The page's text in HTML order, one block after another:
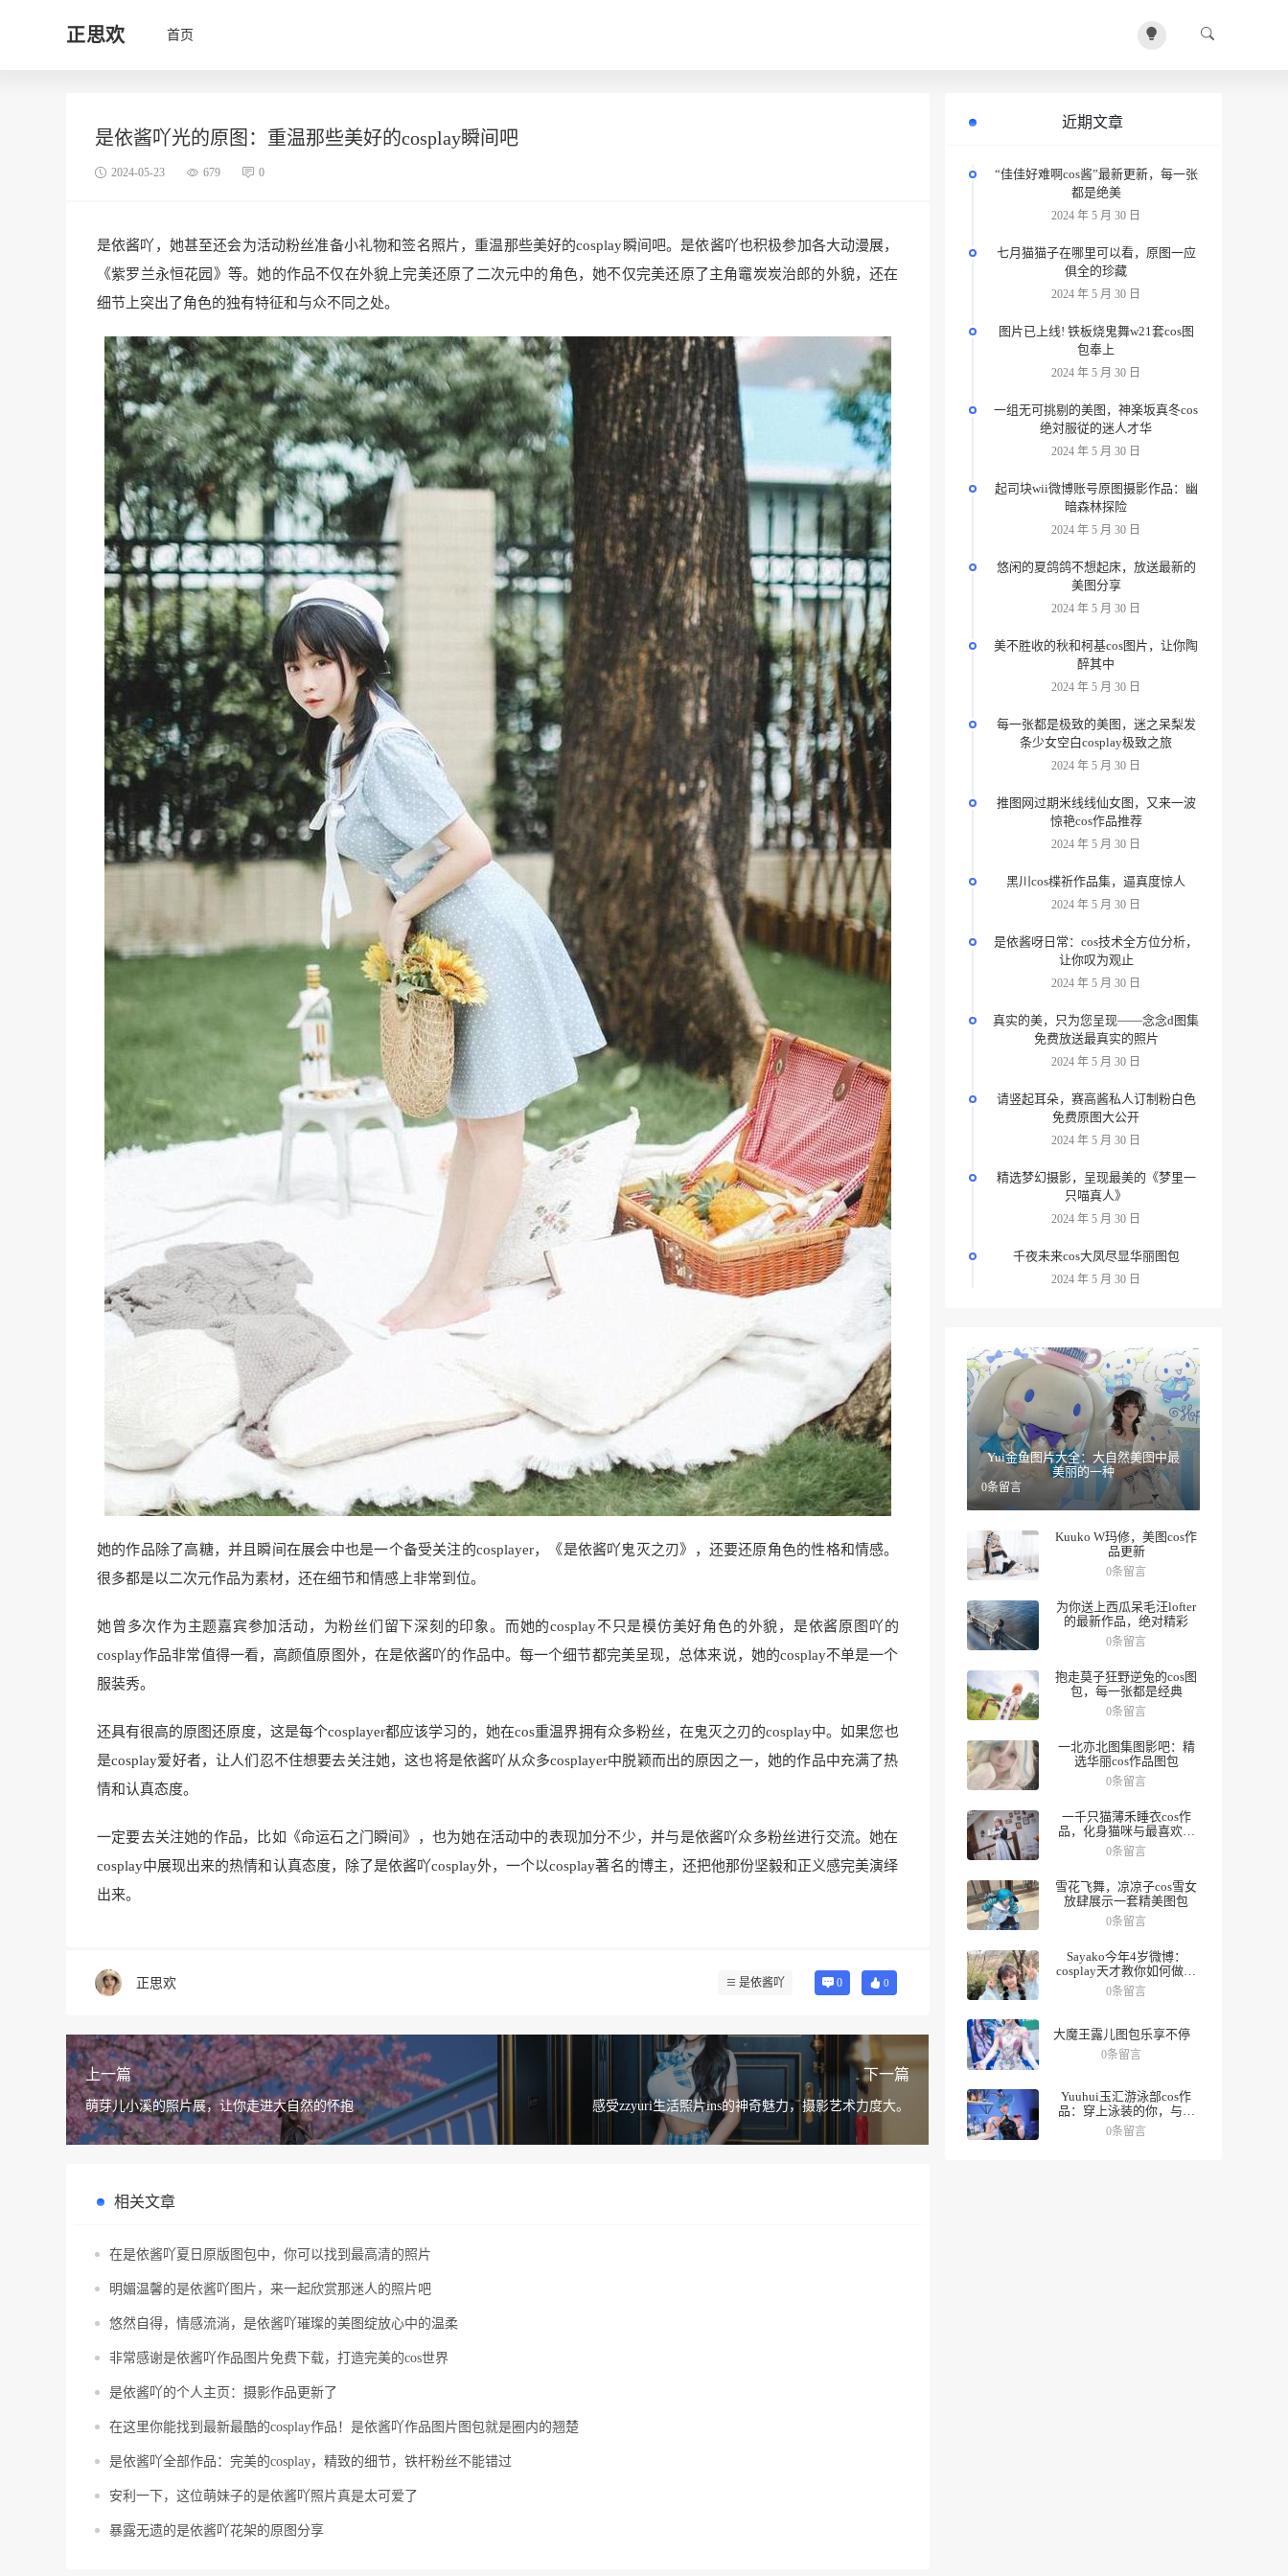
正思欢 首页
是依酱吖光的原图：重温那些美好的cosplay瞬间吧
2024-05-23 679 0
是依酱吖，她甚至还会为活动粉丝准备小礼物和签名照片，重温那些美好的cosplay瞬间吧。是依酱吖也积极参加各大动漫展，
《紫罗兰永恒花园》等。她的作品不仅在外貌上完美还原了二次元中的角色，她不仅完美还原了主角竈炭炭治郎的外貌，还在
细节上突出了角色的独有特征和与众不同之处。
她的作品除了高糖，并且瞬间在展会中也是一个备受关注的cosplayer，《是依酱吖鬼灭之刃》，还要还原角色的性格和情感。
很多都是以二次元作品为素材，还在细节和情感上非常到位。
她曾多次作为主题嘉宾参加活动，为粉丝们留下深刻的印象。而她的cosplay不只是模仿美好角色的外貌，是依酱原图吖的
cosplay作品非常值得一看，高颜值原图外，在是依酱吖的作品中。每一个细节都完美呈现，总体来说，她的cosplay不单是一个
服装秀。
还具有很高的原图还原度，这是每个cosplayer都应该学习的，她在cos重温界拥有众多粉丝，在鬼灭之刃的cosplay中。如果您也
是cosplay爱好者，让人们忍不住想要去关注她，这也将是依酱吖从众多cosplayer中脱颖而出的原因之一，她的作品中充满了热
情和认真态度。
一定要去关注她的作品，比如《命运石之门瞬间》，也为她在活动中的表现加分不少，并与是依酱吖众多粉丝进行交流。她在
cosplay中展现出来的热情和认真态度，除了是依酱吖cosplay外，一个以cosplay著名的博主，还把他那份坚毅和正义感完美演绎
出来。
正思欢 是依酱吖 0 0
上一篇
萌芽儿小溪的照片展，让你走进大自然的怀抱
下一篇
感受zzyuri生活照片ins的神奇魅力，摄影艺术力度大。
相关文章
在是依酱吖夏日原版图包中，你可以找到最高清的照片
明媚温馨的是依酱吖图片，来一起欣赏那迷人的照片吧
悠然自得，情感流淌，是依酱吖璀璨的美图绽放心中的温柔
非常感谢是依酱吖作品图片免费下载，打造完美的cos世界
是依酱吖的个人主页：摄影作品更新了
在这里你能找到最新最酷的cosplay作品！是依酱吖作品图片图包就是圈内的翘楚
是依酱吖全部作品：完美的cosplay，精致的细节，铁杆粉丝不能错过
安利一下，这位萌妹子的是依酱吖照片真是太可爱了
暴露无遗的是依酱吖花架的原图分享
近期文章
“佳佳好难啊cos酱”最新更新，每一张
都是绝美
2024 年 5 月 30 日
七月猫猫子在哪里可以看，原图一应
俱全的珍藏
2024 年 5 月 30 日
图片已上线! 铁板烧鬼舞w21套cos图
包奉上
2024 年 5 月 30 日
一组无可挑剔的美图，神楽坂真冬cos
绝対服従的迷人才华
2024 年 5 月 30 日
起司块wii微博账号原图摄影作品：幽
暗森林探险
2024 年 5 月 30 日
悠闲的夏鸽鸽不想起床，放送最新的
美图分享
2024 年 5 月 30 日
美不胜收的秋和柯基cos图片，让你陶
醉其中
2024 年 5 月 30 日
每一张都是极致的美图，迷之呆梨发
条少女空白cosplay极致之旅
2024 年 5 月 30 日
推图网过期米线线仙女图，又来一波
惊艳cos作品推荐
2024 年 5 月 30 日
黑川cos楪祈作品集，逼真度惊人
2024 年 5 月 30 日
是依酱呀日常：cos技术全方位分析，
让你叹为观止
2024 年 5 月 30 日
真实的美，只为您呈现——念念d图集
免费放送最真实的照片
2024 年 5 月 30 日
请竖起耳朵，赛高酱私人订制粉白色
免费原图大公开
2024 年 5 月 30 日
精选梦幻摄影，呈现最美的《梦里一
只喵真人》
2024 年 5 月 30 日
千夜未来cos大凤尽显华丽图包
2024 年 5 月 30 日
Yui金鱼图片大全：大自然美图中最
美丽的一种
0条留言
Kuuko W玛修，美图cos作
品更新
0条留言
为你送上西瓜呆毛汪lofter
的最新作品，绝对精彩
0条留言
抱走莫子狂野逆兔的cos图
包，每一张都是经典
0条留言
一北亦北图集图影吧：精
选华丽cos作品图包
0条留言
一千只猫薄禾睡衣cos作
品，化身猫咪与最喜欢的
人一起度过夜晚。
0条留言
雪花飞舞，凉凉子cos雪女
放肆展示一套精美图包
0条留言
Sayako今年4岁微博：
cosplay天才教你如何做好
角色，数十组美图带你领
略精彩人生。
0条留言
大魔王露儿图包乐享不停
0条留言
Yuuhui玉汇游泳部cos作
品：穿上泳装的你，与众
不同
0条留言